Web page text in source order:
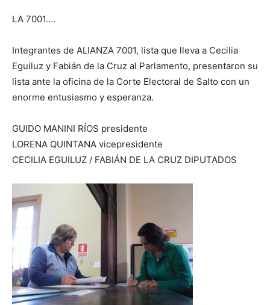
LA 7001….
Integrantes de ALIANZA 7001, lista que lleva a Cecilia
Eguiluz y Fabián de la Cruz al Parlamento, presentaron su
lista ante la oficina de la Corte Electoral de Salto con un
enorme entusiasmo y esperanza.
GUIDO MANINI RÍOS presidente
LORENA QUINTANA vicepresidente
CECILIA EGUILUZ / FABIÁN DE LA CRUZ DIPUTADOS